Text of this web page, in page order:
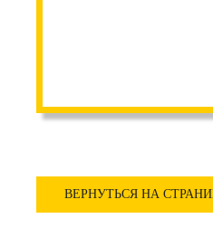
ВЕРНУТЬСЯ НА